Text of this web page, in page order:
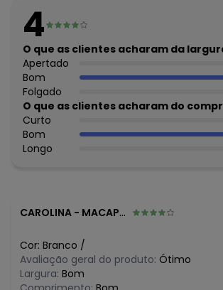
1 espátula (17 x 12 cm).
Composição: em plástico.
Imagens meramente ilustrativas.
Histórico de preços
O preço apresentado abaixo é o menor
algum dia do mês, para o menor tamanho
agosto/2026
julho/2026
junho/2026
fevereiro/2026
4
O que as clientes acharam da
Apertado
Bom
Folgado
O que as clientes acharam do
Curto
Bom
Longo
CAROLINA - MACAPA - AP
Cor: Branco /
Avaliação geral do produto: Ótimo
Largura: Bom